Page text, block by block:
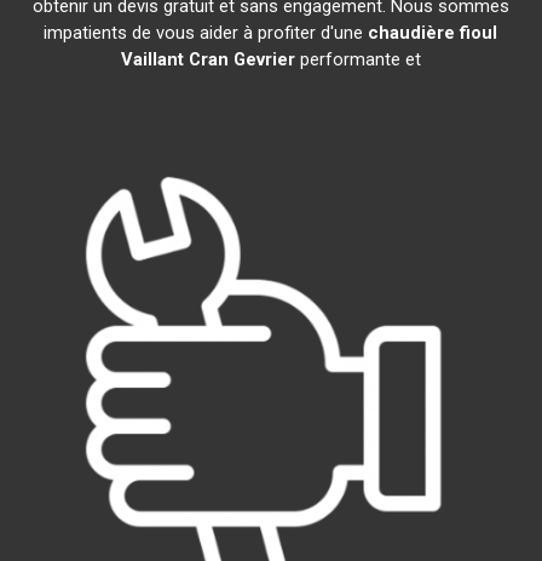
obtenir un devis gratuit et sans engagement. Nous sommes
impatients de vous aider à profiter d'une chaudière fioul
Vaillant Cran Gevrierperformante et